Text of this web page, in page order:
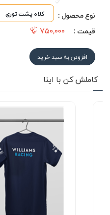
نوع محصول : کلاه پشت توری
قیمت : ۷۵۰,۰۰۰
افزودن به سبد خرید
کاملش کن با اینا